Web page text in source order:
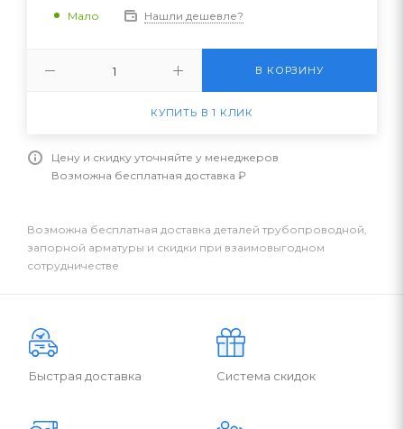
Мало Нашли дешевле?
В КОРЗИНУ
КУПИТЬ В 1 КЛИК
Цену и скидку уточняйте у менеджеров
Возможна бесплатная доставка ₽
Возможна бесплатная доставка деталей трубопроводной,
запорной арматуры и скидки при взаимовыгодном
сотрудничестве
Быстрая доставка Система скидок